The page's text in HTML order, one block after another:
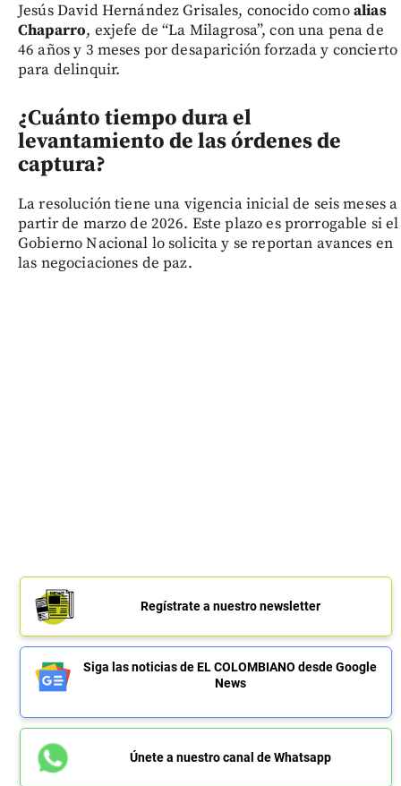
Jesús David Hernández Grisales, conocido comoalias
Chaparro, exjefe de “La Milagrosa”, con una pena de
46 años y 3 meses por desaparición forzada y concierto
para delinquir.
¿Cuánto tiempo dura el
levantamiento de las órdenes de
captura?
La resolución tiene una vigencia inicial de seis meses a
partir de marzo de 2026. Este plazo es prorrogable si el
Gobierno Nacional lo solicita y se reportan avances en
las negociaciones de paz.
Regístrate a nuestro newsletter
Siga las noticias de EL COLOMBIANO desde Google
News
Únete a nuestro canal de Whatsapp